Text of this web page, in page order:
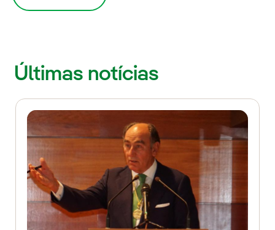
Últimas notícias